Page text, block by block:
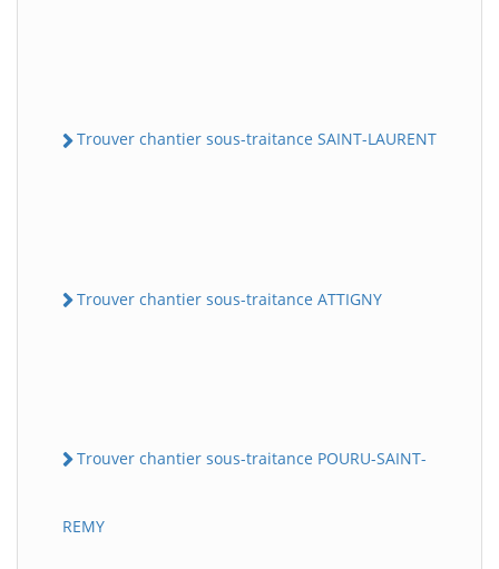
Trouver chantier sous-traitance SAINT-LAURENT
Trouver chantier sous-traitance ATTIGNY
Trouver chantier sous-traitance POURU-SAINT-
REMY